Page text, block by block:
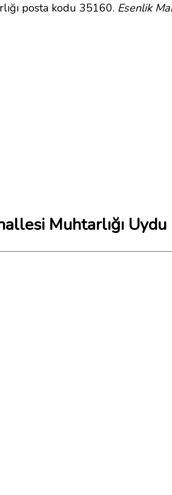
posta kodu 35160. Esenlik
Muhtarlığı Uydu